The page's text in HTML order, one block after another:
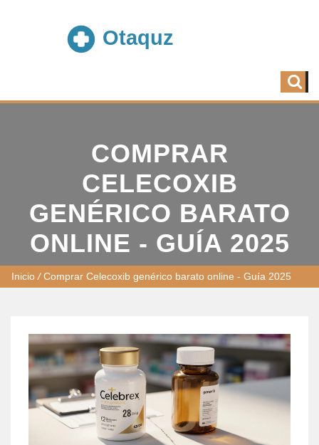
COMPRAR
CELECOXIB
GENÉRICO BARATO
ONLINE - GUÍA 2025
Inicio /Comprar Celecoxib genérico barato online - Guía 2025